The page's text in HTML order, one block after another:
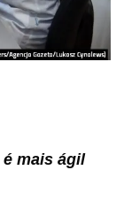
mais ágil